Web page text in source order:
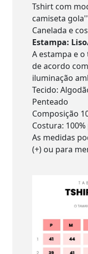
Tshirt com
camiseta
Canelada e
Estampa:
A estampa e
de acordo
iluminação
Tecido:
Penteado
Composição
Costura:
As medidas
(+) ou para